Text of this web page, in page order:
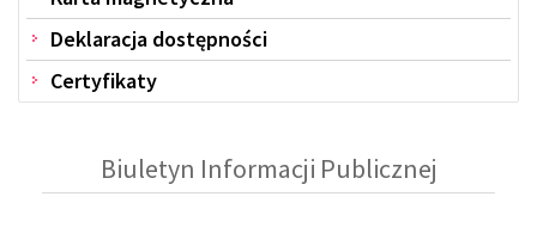
Deklaracja dostępności
Certyfikaty
Biuletyn Informacji Publicznej